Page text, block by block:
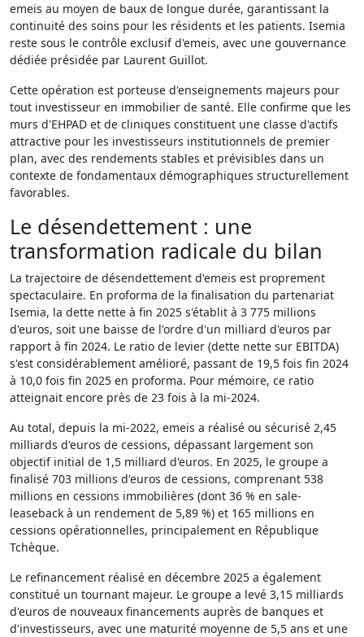
emeis au moyen de baux de longue durée, garantissant la
continuité des soins pour les résidents et les patients. Isemia
reste sous le contrôle exclusif d'emeis, avec une gouvernance
dédiée présidée par Laurent Guillot.
Cette opération est porteuse d'enseignements majeurs pour
tout investisseur en immobilier de santé. Elle confirme que les
murs d'EHPAD et de cliniques constituent une classe d'actifs
attractive pour les investisseurs institutionnels de premier
plan, avec des rendements stables et prévisibles dans un
contexte de fondamentaux démographiques structurellement
favorables.
Le désendettement : une
transformation radicale du bilan
La trajectoire de désendettement d'emeis est proprement
spectaculaire. En proforma de la finalisation du partenariat
Isemia, la dette nette à fin 2025 s'établit à 3 775 millions
d'euros, soit une baisse de l'ordre d'un milliard d'euros par
rapport à fin 2024. Le ratio de levier (dette nette sur EBITDA)
s'est considérablement amélioré, passant de 19,5 fois fin 2024
à 10,0 fois fin 2025 en proforma. Pour mémoire, ce ratio
atteignait encore près de 23 fois à la mi-2024.
Au total, depuis la mi-2022, emeis a réalisé ou sécurisé 2,45
milliards d'euros de cessions, dépassant largement son
objectif initial de 1,5 milliard d'euros. En 2025, le groupe a
finalisé 703 millions d'euros de cessions, comprenant 538
millions en cessions immobilières (dont 36 % en sale-
leaseback à un rendement de 5,89 %) et 165 millions en
cessions opérationnelles, principalement en République
Tchèque.
Le refinancement réalisé en décembre 2025 a également
constitué un tournant majeur. Le groupe a levé 3,15 milliards
d'euros de nouveaux financements auprès de banques et
d'investisseurs, avec une maturité moyenne de 5,5 ans et une